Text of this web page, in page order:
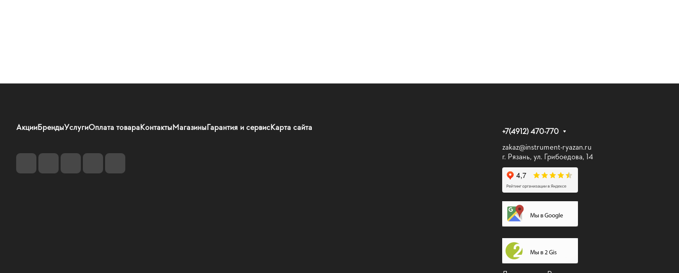
АкцииБрендыУслугиОплата товараКонтактыМагазиныГарантия и сервисКарта сайта
+7(4912) 470-770
zakaz@instrument-ryazan.ru
г. Рязань, ул. Грибоедова, 14